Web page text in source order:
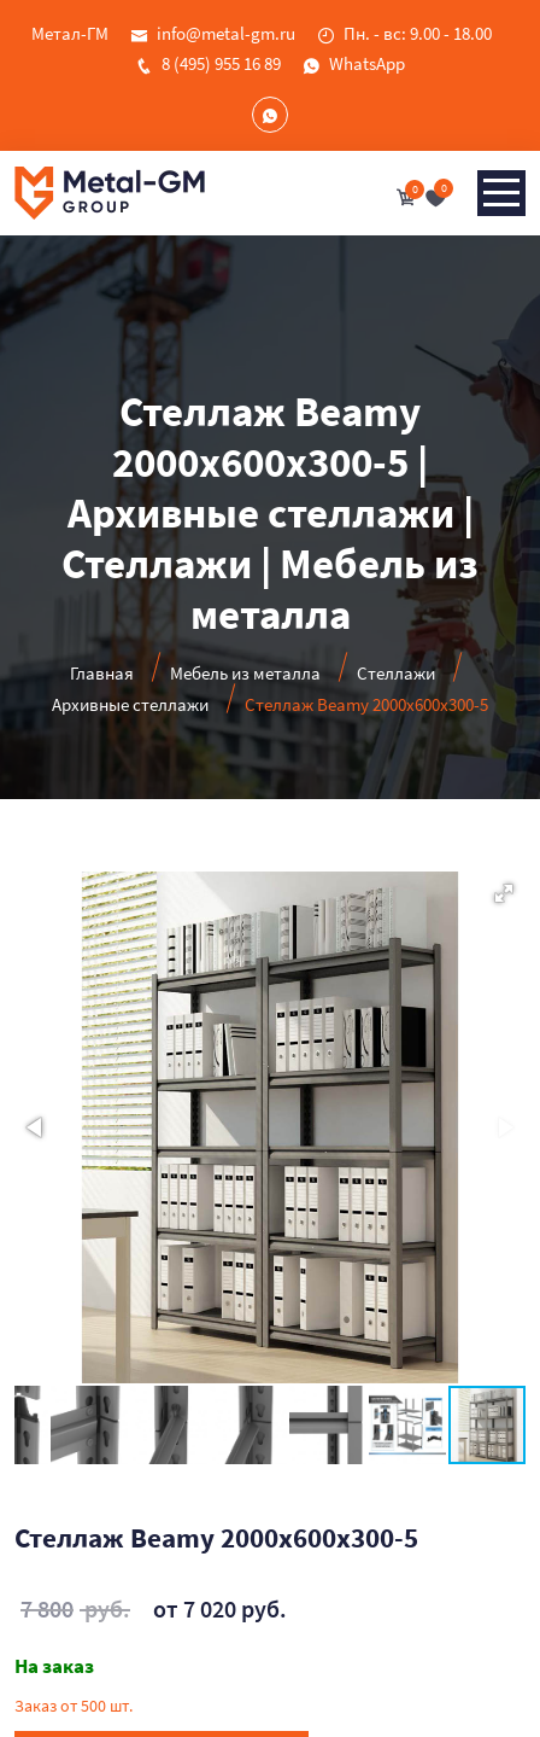
Метал-ГМ info@metal-gm.ru
Пн. - вс: 9.00 - 18.00
8 (495) 955 16 89
WhatsApp
0 0
Стеллаж Beamy
2000x600x300-5 |
Архивные стеллажи |
Стеллажи | Мебель из
металла
Главная Мебель из металла
Стеллажи
Архивные стеллажи
Стеллаж Beamy 2000x600x300-5
Стеллаж Beamy 2000x600x300-5
7 800 руб. от 7 020 руб.
На заказ
Заказ от 500 шт.